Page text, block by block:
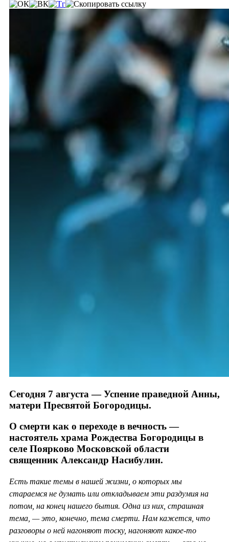
Сегодня 7 августа — Успение праведной Анны,
матери Пресвятой Богородицы.
О смерти как о переходе в вечность —
настоятель храма Рождества Богородицы в
селе Поярково Московской области
священник Александр Насибулин.
Есть такие темы в нашей жизни, о которых мы
стараемся не думать или откладываем эти раздумия на
потом, на конец нашего бытия. Одна из них, страшная
тема, — это, конечно, тема смерти. Нам кажется, что
разговоры о ней нагоняют тоску, нагоняют какое-то